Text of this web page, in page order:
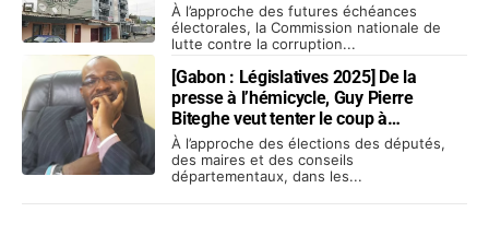
À l’approche des futures échéances
électorales, la Commission nationale de
lutte contre la corruption...
[Gabon : Législatives 2025] De la
presse à l’hémicycle, Guy Pierre
Biteghe veut tenter le coup à
Lambaréné
À l’approche des élections des députés,
des maires et des conseils
départementaux, dans les...